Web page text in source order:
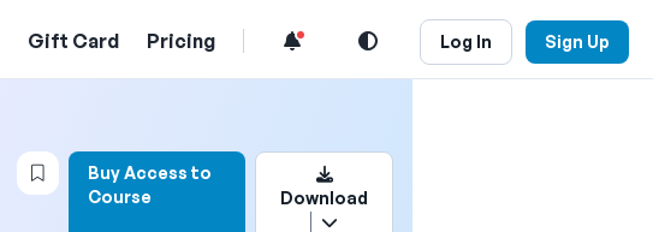
Gift Card Pricing Log In Sign Up
Login to bookmark this video
Buy Access to
Course
Download